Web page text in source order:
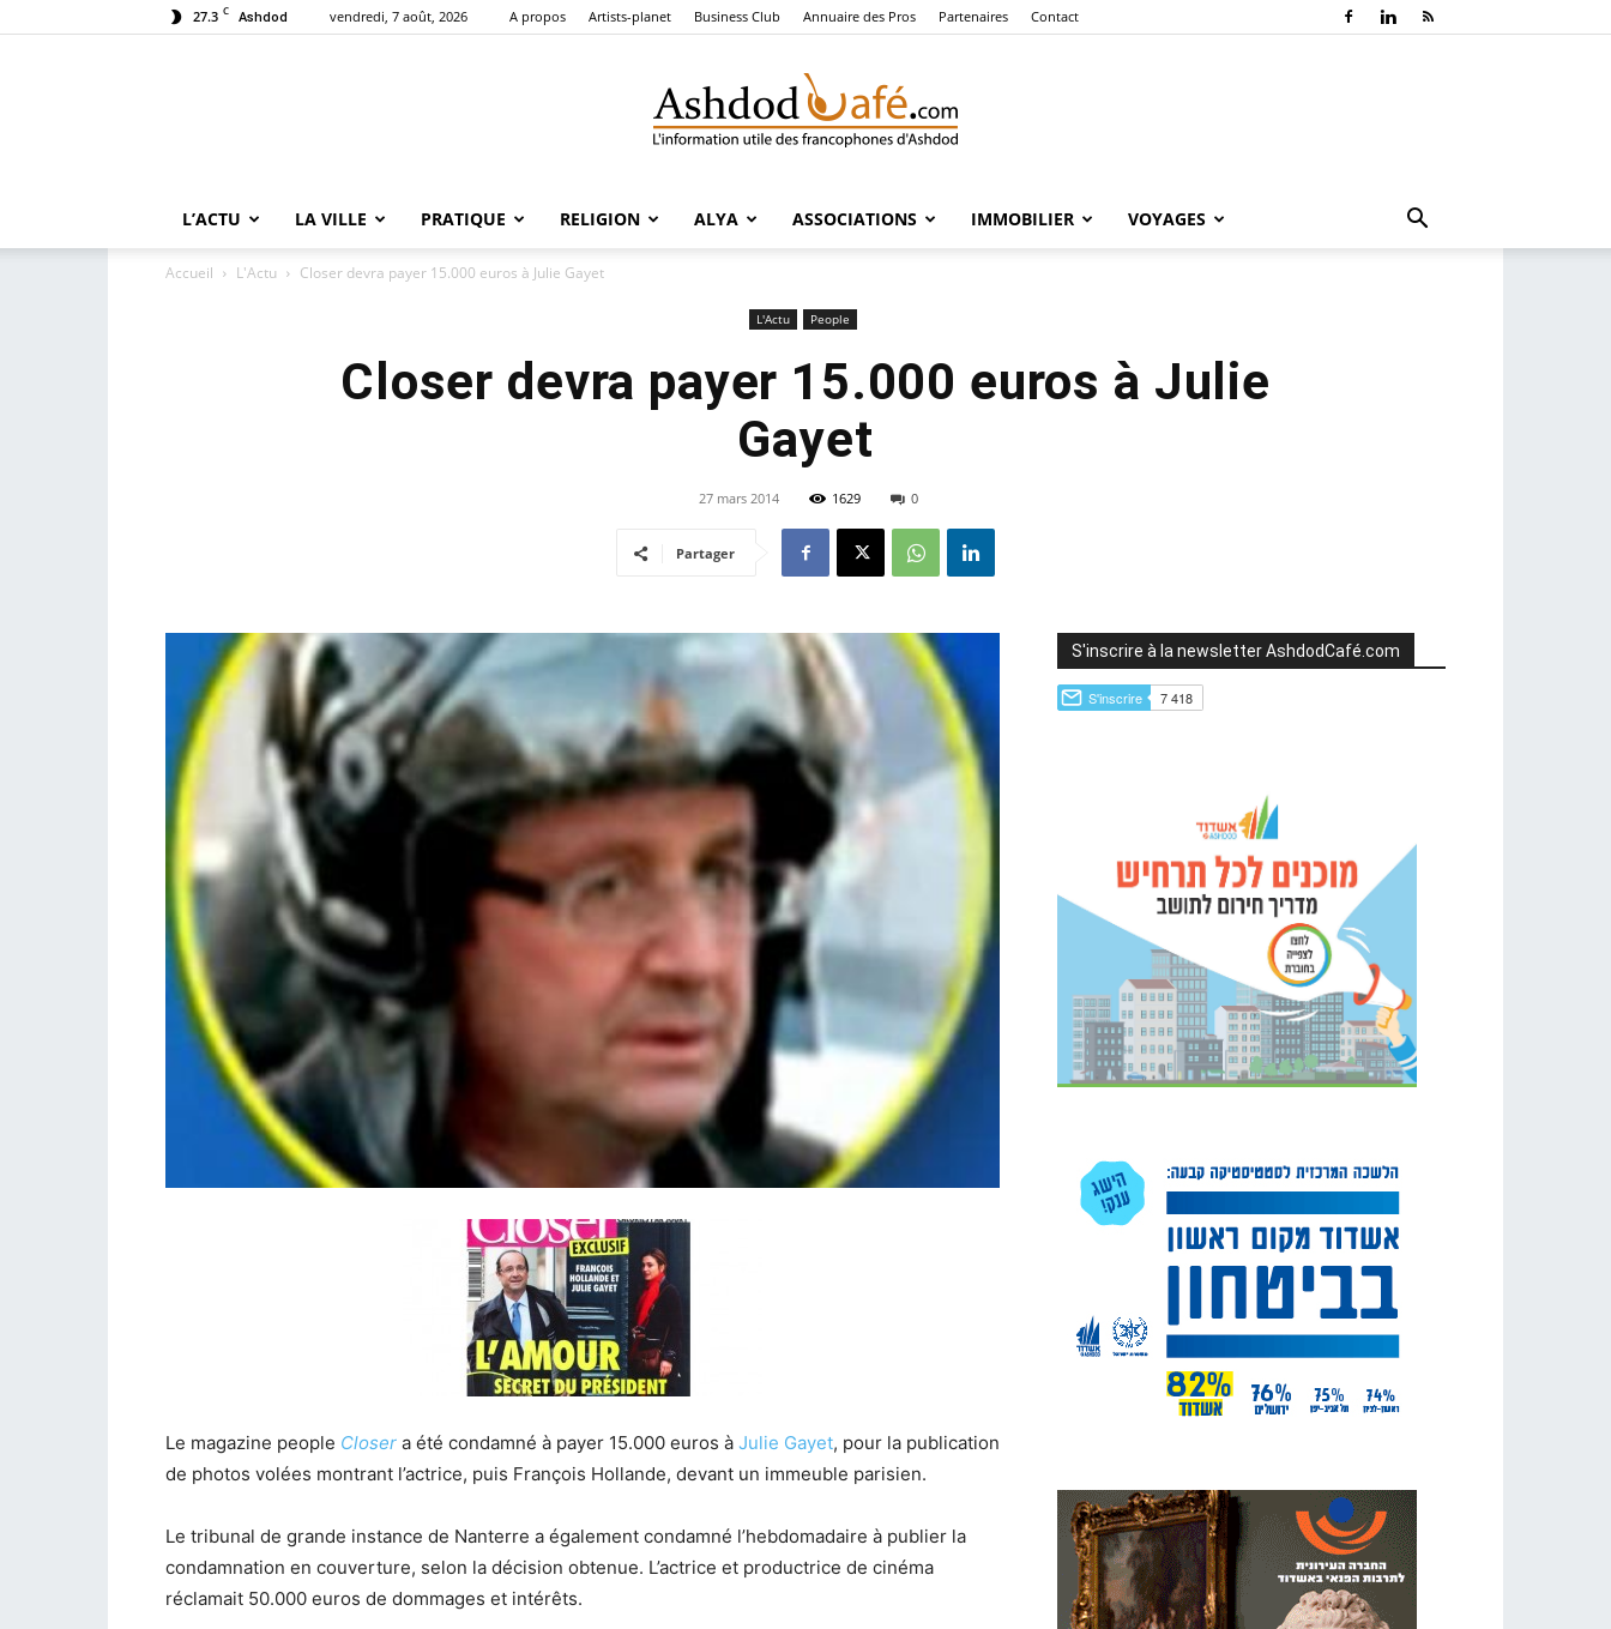
27.3 C Ashdod vendredi, 7 août, 2026 A propos Artists-planet Business Club Annuaire des Pros Partenaires Contact
Café
L’ACTU LA VILLE PRATIQUE RELIGION ALYA ASSOCIATIONS IMMOBILIER VOYAGES
Accueil L'Actu Closer devra payer 15.000 euros à Julie Gayet
L'Actu People
Closer devra payer 15.000 euros à Julie
Gayet
27 mars 2014 1629 0
Partager
Le magazine people Closer a été condamné à payer 15.000 euros à Julie Gayet, pour la publication
de photos volées montrant l’actrice, puis François Hollande, devant un immeuble parisien.
Le tribunal de grande instance de Nanterre a également condamné l’hebdomadaire à publier la
condamnation en couverture, selon la décision obtenue. L’actrice et productrice de cinéma
réclamait 50.000 euros de dommages et intérêts.
S'inscrire à la newsletter AshdodCafé.com